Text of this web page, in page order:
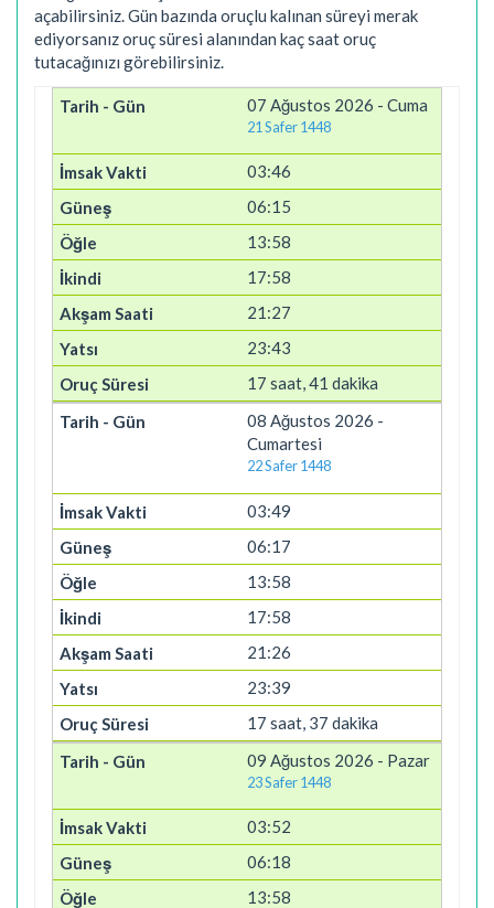
açabilirsiniz. Gün bazında oruçlu kalınan süreyi merak
ediyorsanız oruç süresi alanından kaç saat oruç
tutacağınızı görebilirsiniz.
07 Ağustos 2026 - Cuma
21 Safer 1448
03:46
06:15
13:58
17:58
21:27
23:43
17 saat, 41 dakika
08 Ağustos 2026 -
Cumartesi
22 Safer 1448
03:49
06:17
13:58
17:58
21:26
23:39
17 saat, 37 dakika
09 Ağustos 2026 - Pazar
23 Safer 1448
03:52
06:18
13:58